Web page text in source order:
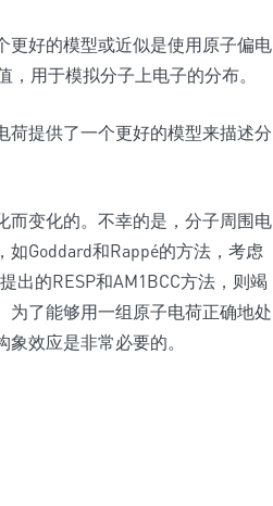
更好的模型或近似是使用原子偏电
用于模拟分子上电子的分布。
荷提供了一个更好的模型来描述分
而变化的。不幸的是，分子周围电
Goddard和Rappé的方法，考虑
出的RESP和AM1BCC方法，则竭
为了能够用一组原子电荷正确地处
效应是非常必要的。